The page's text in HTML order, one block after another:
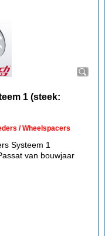
1 (steek:
/ Wheelspacers
Systeem 1
van bouwjaar